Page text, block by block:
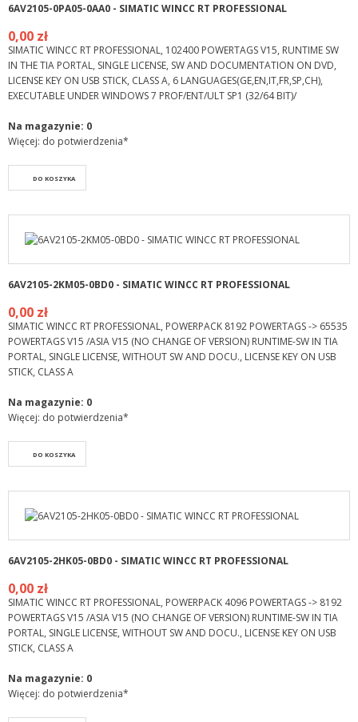
6AV2105-0PA05-0AA0 - SIMATIC WINCC RT PROFESSIONAL
0,00 zł
SIMATIC WINCC RT PROFESSIONAL, 102400 POWERTAGS V15, RUNTIME SW
IN THE TIA PORTAL, SINGLE LICENSE, SW AND DOCUMENTATION ON DVD,
LICENSE KEY ON USB STICK, CLASS A, 6 LANGUAGES(GE,EN,IT,FR,SP,CH),
EXECUTABLE UNDER WINDOWS 7 PROF/ENT/ULT SP1 (32/64 BIT)/
Na magazynie: 0
Więcej: do potwierdzenia*
DO KOSZYKA
6AV2105-2KM05-0BD0 - SIMATIC WINCC RT PROFESSIONAL
0,00 zł
SIMATIC WINCC RT PROFESSIONAL, POWERPACK 8192 POWERTAGS -> 65535
POWERTAGS V15 /ASIA V15 (NO CHANGE OF VERSION) RUNTIME-SW IN TIA
PORTAL, SINGLE LICENSE, WITHOUT SW AND DOCU., LICENSE KEY ON USB
STICK, CLASS A
Na magazynie: 0
Więcej: do potwierdzenia*
DO KOSZYKA
6AV2105-2HK05-0BD0 - SIMATIC WINCC RT PROFESSIONAL
0,00 zł
SIMATIC WINCC RT PROFESSIONAL, POWERPACK 4096 POWERTAGS -> 8192
POWERTAGS V15 /ASIA V15 (NO CHANGE OF VERSION) RUNTIME-SW IN TIA
PORTAL, SINGLE LICENSE, WITHOUT SW AND DOCU., LICENSE KEY ON USB
STICK, CLASS A
Na magazynie: 0
Więcej: do potwierdzenia*